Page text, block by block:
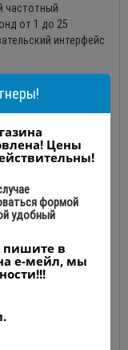
частотный
от 1 до 25
интерфейс
и
все ваши
40-кратным
RF-Platform,
Цены
формой
удобный
пишите в
е-мейл, мы